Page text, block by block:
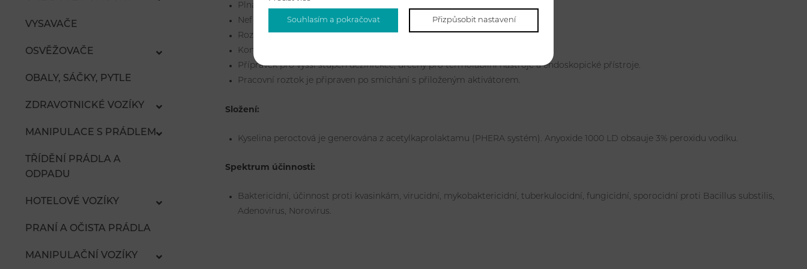
VYSAVAČE
OSVĚŽOVAČE
OBALY, SÁČKY, PYTLE
ZDRAVOTNICKÉ VOZÍKY
MANIPULACE S PRÁDLEM
TŘÍDĚNÍ PRÁDLA A
ODPADU
HOTELOVÉ VOZÍKY
PRANÍ A OČISTA PRÁDLA
MANIPULAČNÍ VOZÍKY
Plná antimikrobiální účinnost v 5min.
Nefixuje proteiny.
Roztok stabilní 14 dní.
Kontrola roztoku testovacími proužky.
Přípravek pro vyšší stupeň dezinfekce, určený pro termolabilní nástroje a endoskopické přístroje.
Pracovní roztok je připraven po smíchání s přiloženým aktivátorem.
Složení:
Kyselina peroctová je generována z acetylkaprolaktamu (PHERA systém). Anyoxide 1000 LD obsauje 3% peroxidu vodíku.
Spektrum účinnosti:
Baktericidní, účinnost proti kvasinkám, virucidní, mykobaktericidní, tuberkulocidní, fungicidní, sporocidní proti Bacillus substilis,
Adenovirus, Norovirus.
Souhlasím a pokračovat Přizpůsobit nastavení